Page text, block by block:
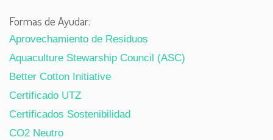
Formas de Ayudar:
Aprovechamiento de Residuos
Aquaculture Stewarship Council (ASC)
Better Cotton Initiative
Certificado UTZ
Certificados Sostenibilidad
CO2 Neutro